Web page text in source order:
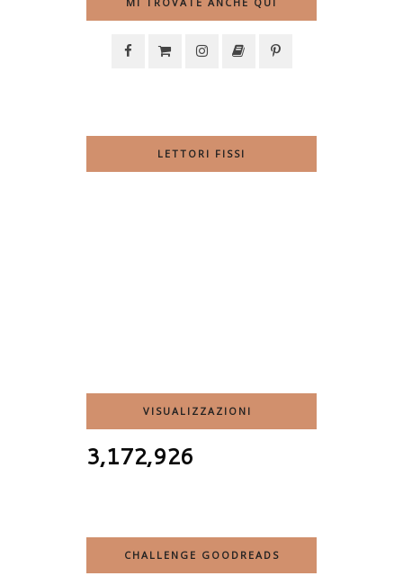
LETTORI FISSI
VISUALIZZAZIONI
3,172,926
CHALLENGE GOODREADS